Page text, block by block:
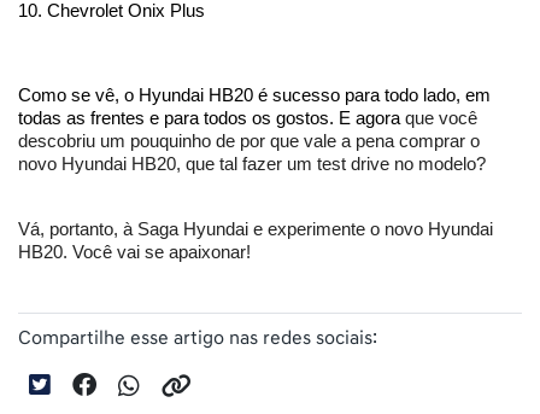
10. Chevrolet Onix Plus
Como se vê, o Hyundai HB20 é sucesso para todo lado, em
todas as frentes e para todos os gostos. E agora que você
descobriu um pouquinho de por que vale a pena comprar o
novo Hyundai HB20, que tal fazer um test drive no modelo?
Vá, portanto, à Saga Hyundai e experimente o novo Hyundai
HB20. Você vai se apaixonar!
Compartilhe esse artigo nas redes sociais: